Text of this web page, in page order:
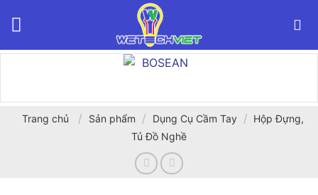
Trang chủ / Sản phẩm / Dụng Cụ Cầm Tay / Hộp Đựng,
Tủ Đồ Nghề